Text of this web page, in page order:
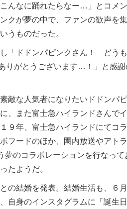
んなに踊れたらなー…」とコメ
クが夢の中で、ファンの歓声を
うものだった。
「ドドンパピンクさん！ どう
がとうございます…！」と感謝
敵な人気者になりたいドドンパ
、また富士急ハイランドさんで
９年、富士急ハイランドにてコ
フードのほか、園内放送やアト
夢のコラボレーションを行なっ
たようだ。
との結婚を発表。結婚生活も、６
自身のインスタグラムに「誕生